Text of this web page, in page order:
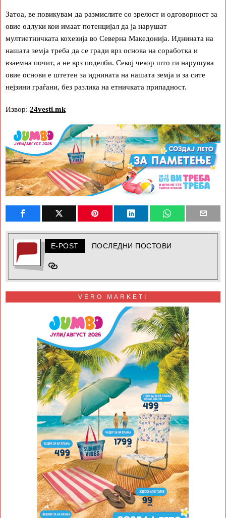
Затоа, ве повикувам да размислите со зрелост и одговорност за
овие одлуки кои имаат потенцијал да ја нарушат
мултиетничката кохезија во Северна Македонија. Иднината на
нашата земја треба да се гради врз основа на соработка и
взаемна почит, а не врз поделби. Секој чекор што ги нарушува
овие основи е штетен за иднината на нашата земја и за сите
нејзини граѓани, без разлика на етничката припадност.
Извор: 24vesti.mk
E-POST ПОСЛЕДНИ ПОСТОВИ
VERO MARKETI